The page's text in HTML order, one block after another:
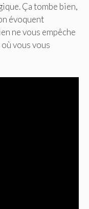
Ça tombe bien,
évoquent
ne vous empêche
vous vous